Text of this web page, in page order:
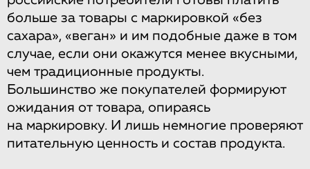
больше за товары с маркировкой «без
сахара», «веган» и им подобные даже в том
случае, если они окажутся менее вкусными,
чем традиционные продукты.
Большинство же покупателей формируют
ожидания от товара, опираясь
на маркировку. И лишь немногие проверяют
питательную ценность и состав продукта.